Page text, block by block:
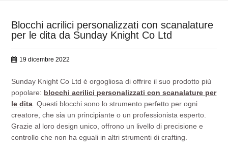
Blocchi acrilici personalizzati con scanalature
per le dita da Sunday Knight Co Ltd
19 dicembre 2022
Sunday Knight Co Ltd è orgogliosa di offrire il suo prodotto più
popolare: blocchi acrilici personalizzati con scanalature per
le dita . Questi blocchi sono lo strumento perfetto per ogni
creatore, che sia un principiante o un professionista esperto.
Grazie al loro design unico, offrono un livello di precisione e
controllo che non ha eguali in altri strumenti di crafting.